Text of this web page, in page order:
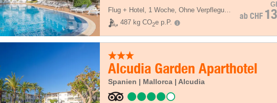
Flug + Hotel , 1 Woche, Ohne Verpflegung
487 kg CO2e p.P.
ab CHF
Alcudia Garden Aparthotel
Spanien | Mallorca | Alcudia